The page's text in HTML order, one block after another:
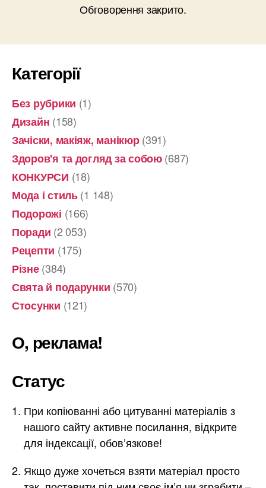
Обговорення закрито.
Категорії
Без рубрики (1)
Дизайн (158)
Зачіски, макіяж, манікюр(391)
Здоров'я та догляд за собою(687)
КОНКУРСИ (18)
Мода і стиль(1 148)
Подорожі (166)
Поради (2 053)
Рецепти (175)
Різне(384)
Свята й подарунки (570)
Стосунки (121)
О, реклама!
Статус
При копіюванні або цитуванні матеріалів з
нашого сайту активне посилання, відкрите
для індексації, обов’язкове!
Якщо дуже хочеться взяти матеріал просто